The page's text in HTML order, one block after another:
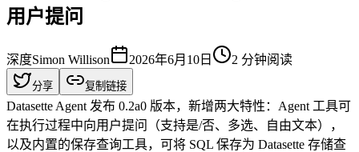
用户提问
深度Simon Willison 2026年6月10日 2 分钟阅读
分享 复制链接
Datasette Agent 发布 0.2a0 版本，新增两大特性：Agent 工具可
在执行过程中向用户提问（支持是/否、多选、自由文本），
以及内置的保存查询工具，可将 SQL 保存为 Datasette 存储查